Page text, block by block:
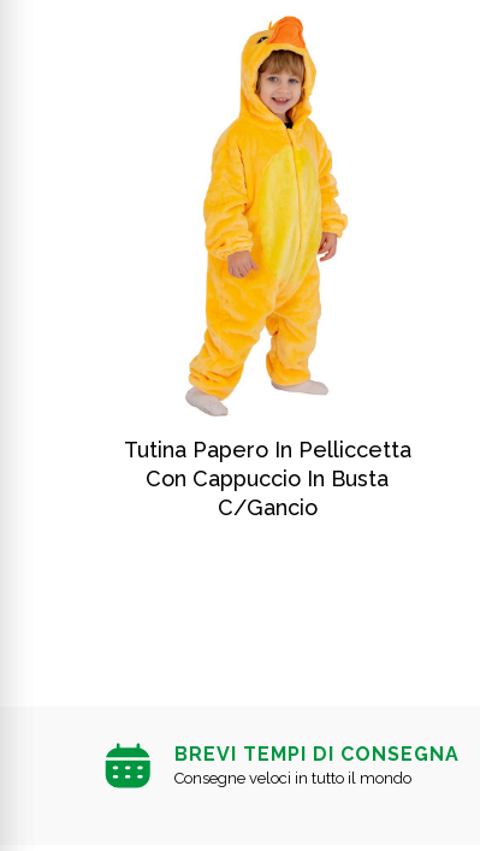
Tutina Papero In Pelliccetta
Con Cappuccio In Busta
C/gancio
BREVI TEMPI DI CONSEGNA
Consegne veloci in tutto il mondo